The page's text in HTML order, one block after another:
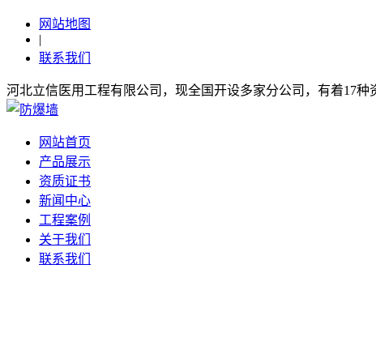
网站地图
|
联系我们
河北立信医用工程有限公司，现全国开设多家分公司，有着17
网站首页
产品展示
资质证书
新闻中心
工程案例
关于我们
联系我们